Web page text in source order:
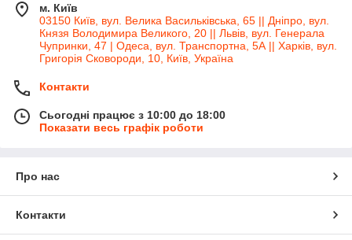
м. Київ
03150 Київ, вул. Велика Васильківська, 65 || Дніпро, вул.
Князя Володимира Великого, 20 || Львів, вул. Генерала
Чупринки, 47 | Одеса, вул. Транспортна, 5А || Харків, вул.
Григорія Сковороди, 10, Київ, Україна
Контакти
Сьогодні працює з 10:00 до 18:00
Показати весь графік роботи
Про нас
Контакти